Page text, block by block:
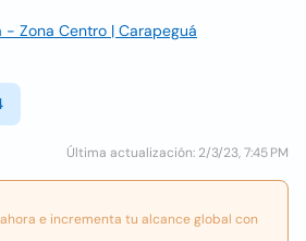
- Zona Centro | Carapeguá
Última actualización: 2/3/23, 7:45 PM
e incrementa tu alcance global con